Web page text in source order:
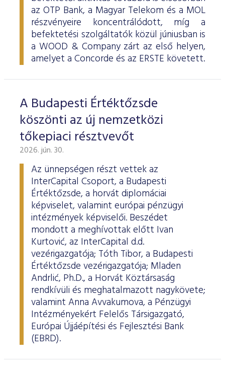
az OTP Bank, a Magyar Telekom és a MOL
részvényeire koncentrálódott, míg a
befektetési szolgáltatók közül júniusban is
a WOOD & Company zárt az első helyen,
amelyet a Concorde és az ERSTE követett.
A Budapesti Értéktőzsde
köszönti az új nemzetközi
tőkepiaci résztvevőt
2026. jún. 30.
Az ünnepségen részt vettek az
InterCapital Csoport, a Budapesti
Értéktőzsde, a horvát diplomáciai
képviselet, valamint európai pénzügyi
intézmények képviselői. Beszédet
mondott a meghívottak előtt Ivan
Kurtović, az InterCapital d.d.
vezérigazgatója; Tóth Tibor, a Budapesti
Értéktőzsde vezérigazgatója; Mladen
Andrlić, Ph.D., a Horvát Köztársaság
rendkívüli és meghatalmazott nagykövete;
valamint Anna Avvakumova, a Pénzügyi
Intézményekért Felelős Társigazgató,
Európai Újjáépítési és Fejlesztési Bank
(EBRD).